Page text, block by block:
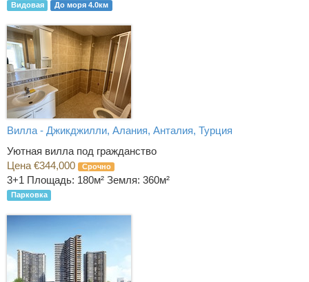
Видовая До моря 4.0км
Вилла - Джикджилли, Алания, Анталия, Турция
Уютная вилла под гражданство
Цена €344,000
Срочно
3+1 Площадь: 180м² Земля: 360м²
Парковка